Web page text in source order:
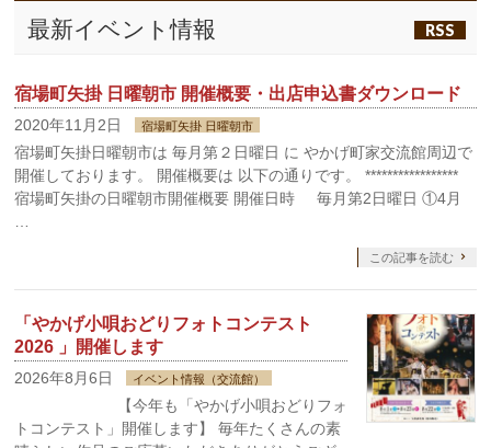
最新イベント情報 RSS
宿場町矢掛 日曜朝市 開催概要・出店申込書ダウンロード
2020年11月2日 宿場町矢掛 日曜朝市
宿場町矢掛日曜朝市は 毎月第２日曜日 に やかげ町家交流館周辺で
開催しております。 開催概要は 以下の通りです。 *****************
宿場町矢掛の日曜朝市開催概要 開催日時 毎月第2日曜日 ①4月
…
この記事を読む
「やかげ小唄おどりフォトコンテスト
2026 」開催します
2026年8月6日 イベント情報（交流館）
【今年も「やかげ小唄おどりフォ
トコンテスト」開催します】 毎年たくさんの素